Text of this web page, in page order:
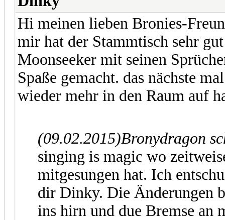
Hi meinen lieben Bronies-
mir hat der Stammtisch sehr
Moonseeker mit seinen
Spaße gemacht. das nächste
wieder mehr in den Raum auf
(09.02.2015)Bronydragon
singing is magic wo
mitgesungen hat. Ich
dir Dinky. Die Änderungen
ins hirn und due Bremse